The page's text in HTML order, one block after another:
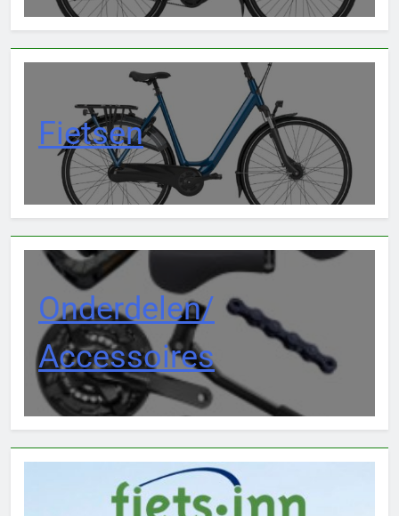
Fietsen
Onderdelen/
Accessoires